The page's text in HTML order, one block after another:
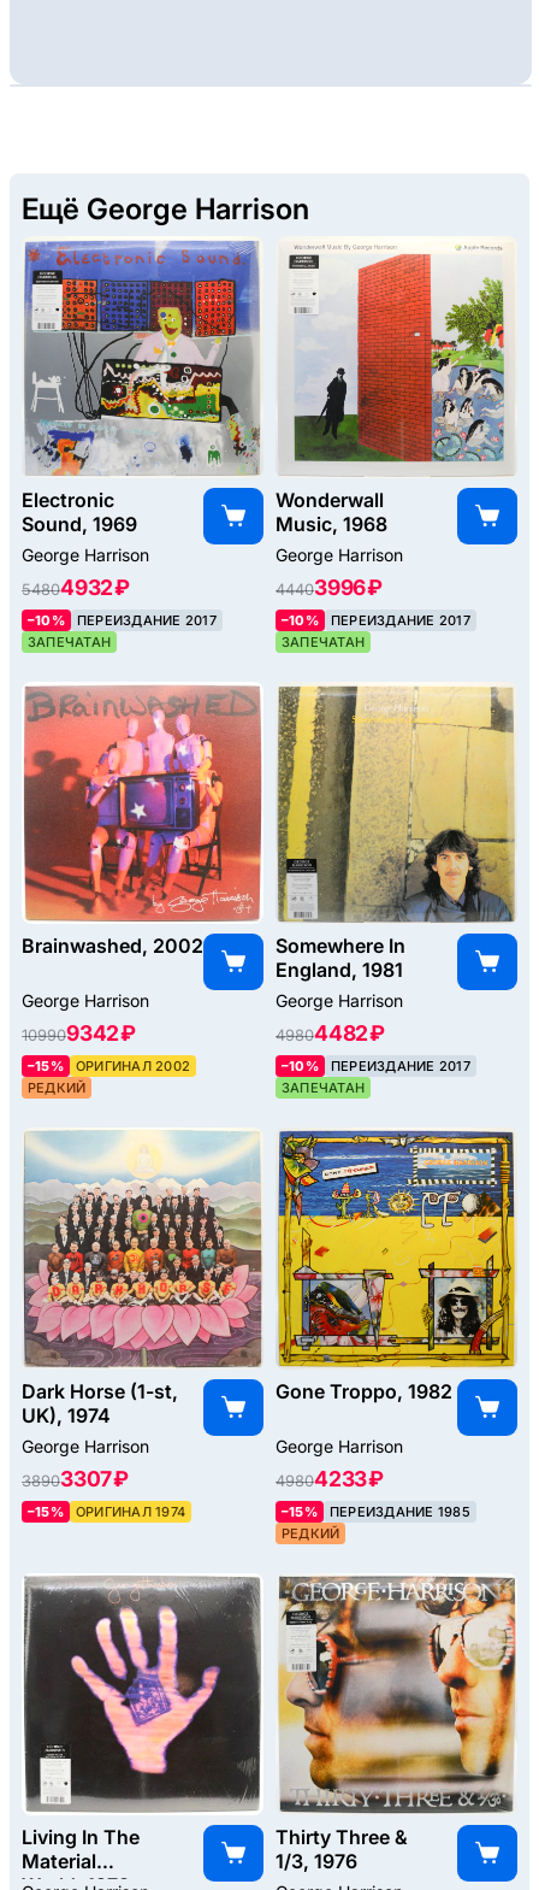
Ещё George Harrison
Electronic
Sound, 1969
George Harrison
54804932 ₽
–10%
ПЕРЕИЗДАНИЕ 2017
ЗАПЕЧАТАН
Wonderwall
Music, 1968
George Harrison
44403996 ₽
–10%
ПЕРЕИЗДАНИЕ 2017
ЗАПЕЧАТАН
Brainwashed, 2002
George Harrison
109909342 ₽
–15%
ОРИГИНАЛ 2002
РЕДКИЙ
Somewhere In
England, 1981
George Harrison
49804482 ₽
–10%
ПЕРЕИЗДАНИЕ 2017
ЗАПЕЧАТАН
Dark Horse (1-st,
UK), 1974
George Harrison
38903307 ₽
–15% ОРИГИНАЛ 1974
Gone Troppo, 1982
George Harrison
49804233 ₽
–15%
ПЕРЕИЗДАНИЕ 1985
РЕДКИЙ
Living In The
Material
Thirty Three &
1/3, 1976